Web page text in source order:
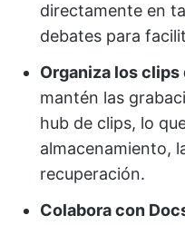
directamente en
debates para
Organiza los
mantén las
hub de clips, lo
almacenamiento,
recuperación.
Colabora con